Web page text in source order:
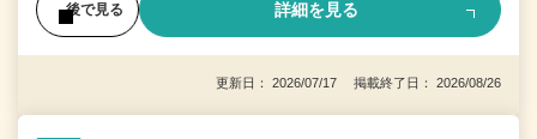
後で見る 詳細を見る
更新日： 2026/07/17 掲載終了日： 2026/08/26